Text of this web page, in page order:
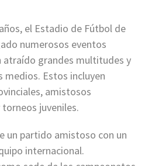
el Estadio de Fútbol de
numerosos eventos
atraído grandes multitudes y
medios. Estos incluyen
amistosos
juveniles.
un partido amistoso con un
internacional.